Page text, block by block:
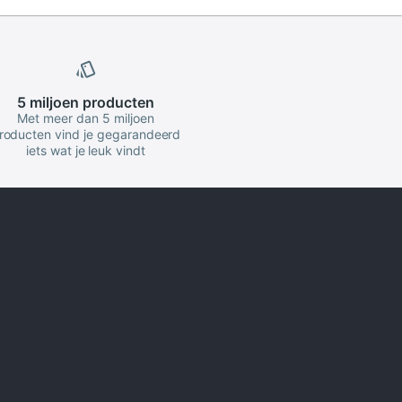
5 miljoen producten
Met meer dan 5 miljoen
vind je gegarandeerd
iets wat je leuk vindt